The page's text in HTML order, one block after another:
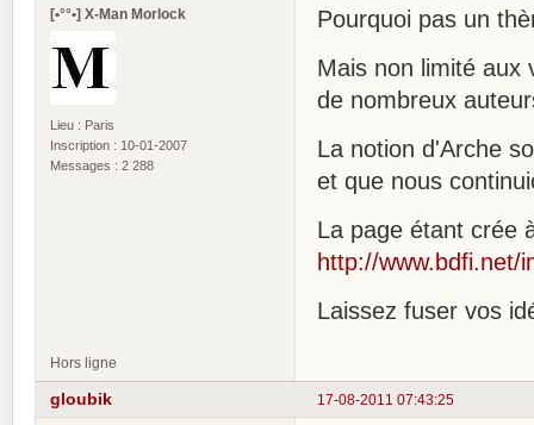
[•°°•] X-Man Morlock
Lieu : Paris
Inscription : 10-01-2007
Messages : 2 288
Pourquoi pas un
Mais non limité aux
de nombreux
La notion d'Arche
et que nous
La page étant crée
http://www.bdfi.net/
Laissez fuser vos
Hors ligne
17-08-2011 07:43:25
gloubik